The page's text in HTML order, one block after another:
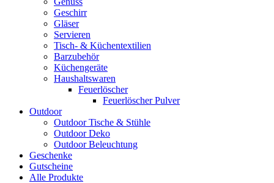
Geschirr
Gläser
Servieren
Tisch- & Küchentextilien
Barzubehör
Küchengeräte
Haushaltswaren
Feuerlöscher
Feuerlöscher Pulver
Outdoor
Outdoor Tische & Stühle
Outdoor Deko
Outdoor Beleuchtung
Geschenke
Gutscheine
Alle Produkte